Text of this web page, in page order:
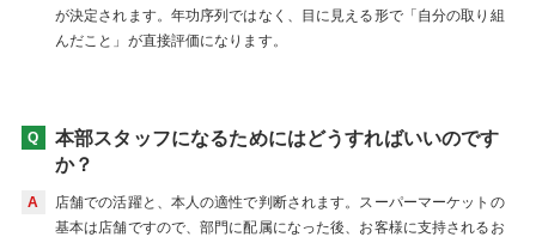
が決定されます。年功序列ではなく、目に見える形で「自分の取り組
んだこと」が直接評価になります。
本部スタッフになるためにはどうすればいいのです
か？
店舗での活躍と、本人の適性で判断されます。スーパーマーケットの
基本は店舗ですので、部門に配属になった後、お客様に支持されるお